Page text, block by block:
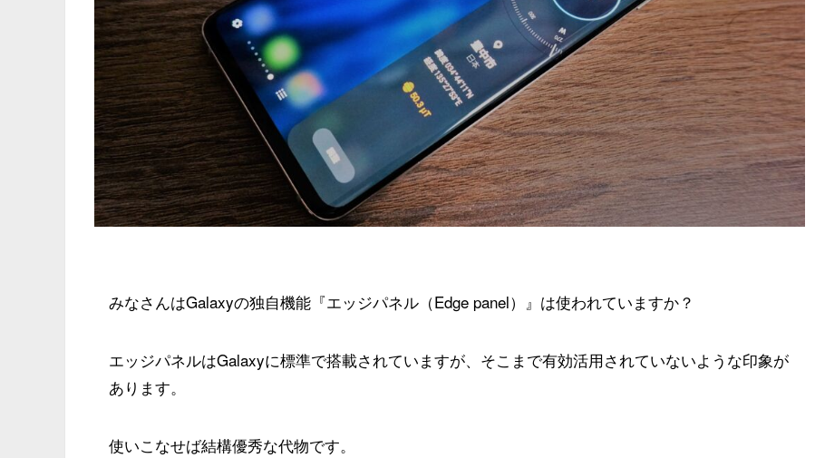
みなさんはGalaxyの独自機能『エッジパネル（Edge panel）』 は使われていますか？
エッジパネルはGalaxyに標準で搭載されていますが、そこまで有効活用されていないような印象が
あります。
使いこなせば結構優秀な代物です。